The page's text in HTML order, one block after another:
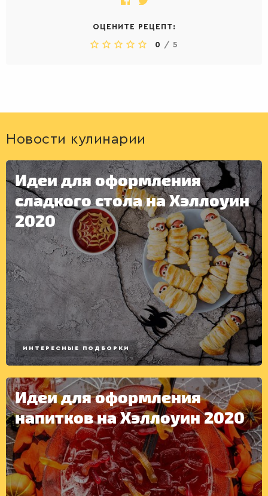
ОЦЕНИТЕ РЕЦЕПТ:
0 / 5
Новости кулинарии
Идеи для оформления
сладкого стола на Хэллоуин
2020
ИНТЕРЕСНЫЕ ПОДБОРКИ
Идеи для оформления
напитков на Хэллоуин 2020